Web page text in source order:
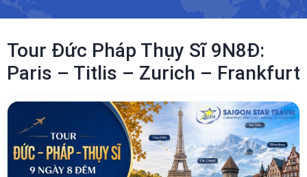
Tour Đức Pháp Thụy Sĩ 9N8Đ:
Paris – Titlis – Zurich – Frankfurt